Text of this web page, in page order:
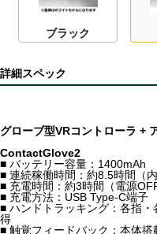
ブラック
詳細スペック
グローブ型VRコントローラ +
ContactGlove2
■ バッテリー容量：1400mAh
■ 連続稼働時間：約8.5時間（内
■ 充電時間：約3時間（電源OFF
■ 充電方法：USB Type-C端子
■ ハンドトラッキング：各指
得
■ 触覚フィードバック：本体